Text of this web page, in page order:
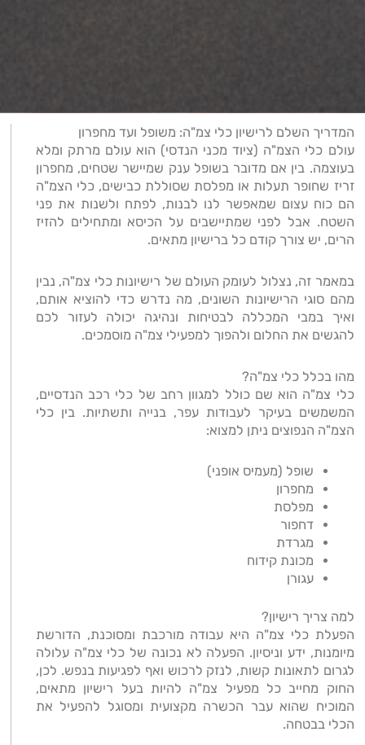
המדריך השלם לרישיון כלי צמ"ה: משופל ועד מחפרון
עולם כלי הצמ"ה (ציוד מכני הנדסי) הוא עולם מרתק ומלא
בעוצמה. בין אם מדובר בשופל ענק שמיישר שטחים, מחפרון
זריז שחופר תעלות או מפלסת שסוללת כבישים, כלי הצמ"ה
הם כוח עצום שמאפשר לנו לבנות, לפתח ולשנות את פני
השטח. אבל לפני שמתיישבים על הכיסא ומתחילים להזיז
הרים, יש צורך קודם כל ברישיון מתאים.
במאמר זה, נצלול לעומק העולם של רישיונות כלי צמ"ה, נבין
מהם סוגי הרישיונות השונים, מה נדרש כדי להוציא אותם,
ואיך במבי המכללה לבטיחות ונהיגה יכולה לעזור לכם
להגשים את החלום ולהפוך למפעילי צמ"ה מוסמכים.
מהו בכלל כלי צמ"ה?
כלי צמ"ה הוא שם כולל למגוון רחב של כלי רכב הנדסיים,
המשמשים בעיקר לעבודות עפר, בנייה ותשתיות. בין כלי
הצמ"ה הנפוצים ניתן למצוא:
שופל (מעמיס אופני)
מחפרון
מפלסת
דחפור
מגרדת
מכונת קידוח
עגורן
למה צריך רישיון?
הפעלת כלי צמ"ה היא עבודה מורכבת ומסוכנת, הדורשת
מיומנות, ידע וניסיון. הפעלה לא נכונה של כלי צמ"ה עלולה
לגרום לתאונות קשות, לנזק לרכוש ואף לפגיעות בנפש. לכן,
החוק מחייב כל מפעיל צמ"ה להיות בעל רישיון מתאים,
המוכיח שהוא עבר הכשרה מקצועית ומסוגל להפעיל את
הכלי בבטחה.